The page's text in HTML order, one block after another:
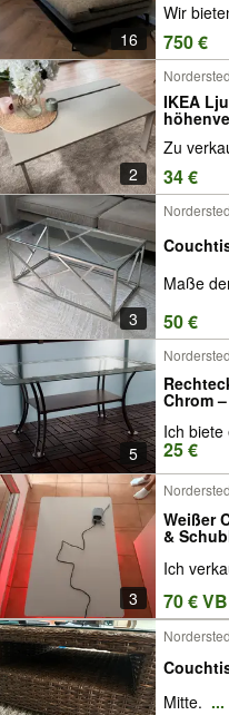
16
Wir
750 €
2
IKEA
Zu
34 €
3
Maße
50 €
5
Chrom
Ich biete
25 €
3
Weißer
&
Ich
70 € VB
Mitte. ...